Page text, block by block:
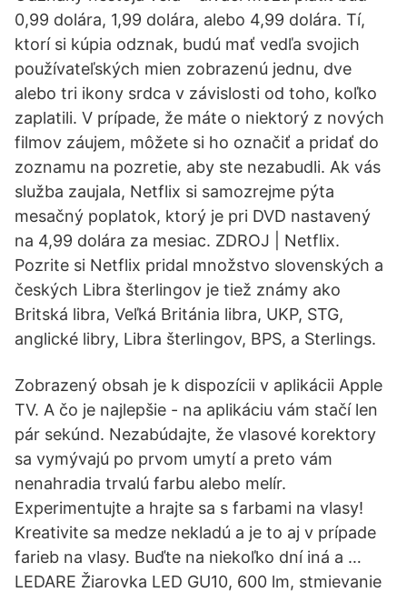
0,99 dolára, 1,99 dolára, alebo 4,99 dolára. Tí,
ktorí si kúpia odznak, budú mať vedľa svojich
používateľských mien zobrazenú jednu, dve
alebo tri ikony srdca v závislosti od toho, koľko
zaplatili. V prípade, že máte o niektorý z nových
filmov záujem, môžete si ho označiť a pridať do
zoznamu na pozretie, aby ste nezabudli. Ak vás
služba zaujala, Netflix si samozrejme pýta
mesačný poplatok, ktorý je pri DVD nastavený
na 4,99 dolára za mesiac. ZDROJ | Netflix.
Pozrite si Netflix pridal množstvo slovenských a
českých Libra šterlingov je tiež známy ako
Britská libra, Veľká Británia libra, UKP, STG,
anglické libry, Libra šterlingov, BPS, a Sterlings.
Zobrazený obsah je k dispozícii v aplikácii Apple
TV. A čo je najlepšie - na aplikáciu vám stačí len
pár sekúnd. Nezabúdajte, že vlasové korektory
sa vymývajú po prvom umytí a preto vám
nenahradia trvalú farbu alebo melír.
Experimentujte a hrajte sa s farbami na vlasy!
Kreativite sa medze nekladú a je to aj v prípade
farieb na vlasy. Buďte na niekoľko dní iná a …
LEDARE Žiarovka LED GU10, 600 lm, stmievanie